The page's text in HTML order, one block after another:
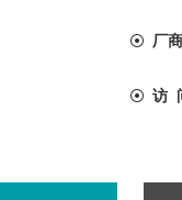
厂
访